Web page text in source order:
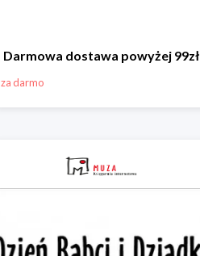
Darmowa dostawa powyżej 99zł
za darmo